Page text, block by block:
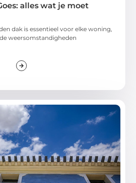
alles wat je moet
dak is essentieel voor elke woning,
weersomstandigheden